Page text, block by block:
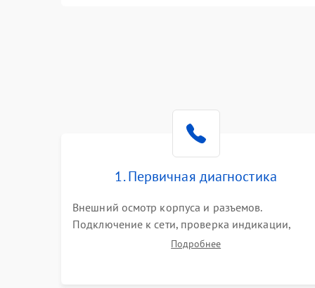
1. Первичная диагностика
Внешний осмотр корпуса и разъемов.
Подключение к сети, проверка индикации,
звуковых сигналов и кодов ошибок. Измерение
Подробнее